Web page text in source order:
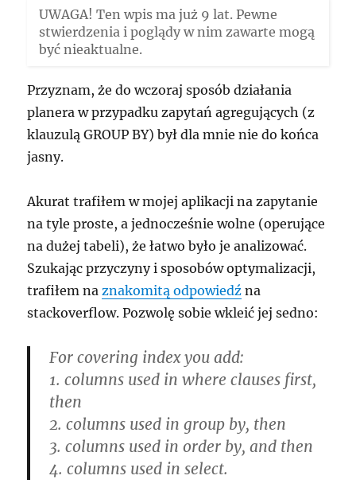
UWAGA! Ten wpis ma już 9 lat. Pewne
stwierdzenia i poglądy w nim zawarte mogą
być nieaktualne.
Przyznam, że do wczoraj sposób działania
planera w przypadku zapytań agregujących (z
klauzulą GROUP BY) był dla mnie nie do końca
jasny.
Akurat trafiłem w mojej aplikacji na zapytanie
na tyle proste, a jednocześnie wolne (operujące
na dużej tabeli), że łatwo było je analizować.
Szukając przyczyny i sposobów optymalizacji,
trafiłem naznakomitą odpowiedź na
stackoverflow. Pozwolę sobie wkleić jej sedno:
For covering index you add:
1. columns used in where clauses first,
then
2. columns used in group by, then
3. columns used in order by, and then
4. columns used in select.